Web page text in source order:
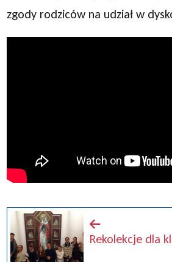
zgody rodziców na udział w
Rekolekcje dla